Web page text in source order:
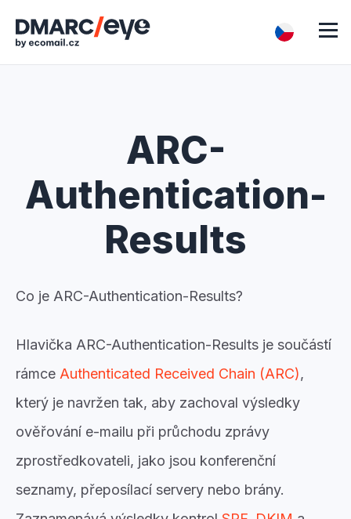
ARC-
Authentication-
Results
Co je ARC-Authentication-Results?
Hlavička ARC-Authentication-Results je součástí
rámce Authenticated Received Chain (ARC),
který je navržen tak, aby zachoval výsledky
ověřování e-mailu při průchodu zprávy
zprostředkovateli, jako jsou konferenční
seznamy, přeposílací servery nebo brány.